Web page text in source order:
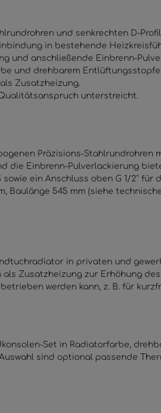
und senkrechten D-
in bestehende
und anschließende Einbrenn-
und drehbarem
Zusatzheizung.
Qualitätsanspruch unterstreicht.
Präzisions-Stahlrundrohren
die Einbrenn-Pulverlackierung
sowie ein Anschluss oben G 1/2″
Baulänge 545 mm (siehe
in privaten und
Zusatzheizung zur Erhöhung
werden kann, z. B. für
Set in Radiatorfarbe,
sind optional passende